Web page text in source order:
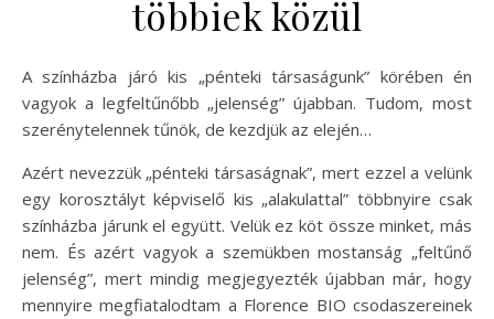
többiek közül
A színházba járó kis „pénteki társaságunk” körében én
vagyok a legfeltűnőbb „jelenség” újabban. Tudom, most
szerénytelennek tűnök, de kezdjük az elején…
Azért nevezzük „pénteki társaságnak”, mert ezzel a velünk
egy korosztályt képviselő kis „alakulattal” többnyire csak
színházba járunk el együtt. Velük ez köt össze minket, más
nem. És azért vagyok a szemükben mostanság „feltűnő
jelenség”, mert mindig megjegyezték újabban már, hogy
mennyire megfiatalodtam a Florence BIO csodaszereinek